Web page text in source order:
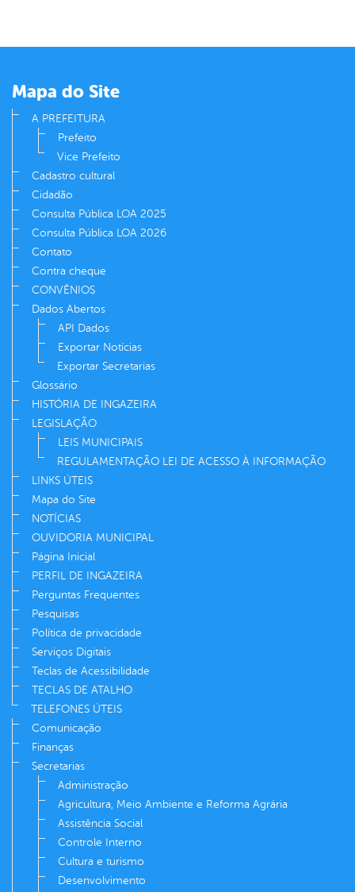
Mapa do Site
A PREFEITURA
Prefeito
Vice Prefeito
Cadastro cultural
Cidadão
Consulta Pública LOA 2025
Consulta Pública LOA 2026
Contato
Contra cheque
CONVÊNIOS
Dados Abertos
API Dados
Exportar Notícias
Exportar Secretarias
Glossário
HISTÓRIA DE INGAZEIRA
LEGISLAÇÃO
LEIS MUNICIPAIS
REGULAMENTAÇÃO LEI DE ACESSO À INFORMAÇÃO
LINKS ÚTEIS
Mapa do Site
NOTÍCIAS
OUVIDORIA MUNICIPAL
Página Inicial
PERFIL DE INGAZEIRA
Perguntas Frequentes
Pesquisas
Política de privacidade
Serviços Digitais
Teclas de Acessibilidade
TECLAS DE ATALHO
TELEFONES ÚTEIS
Comunicação
Finanças
Secretarias
Administração
Agricultura, Meio Ambiente e Reforma Agrária
Assistência Social
Controle Interno
Cultura e turismo
Desenvolvimento